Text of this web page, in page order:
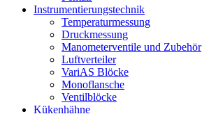
Instrumentierungs­technik
Temperaturmessung
Druckmessung
Manometerventile und Zubehör
Luftverteiler
VariAS Blöcke
Monoflansche
Ventilblöcke
Kükenhähne